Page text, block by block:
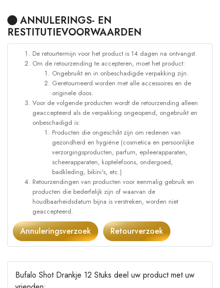
ANNULERINGS- EN
RESTITUTIEVOORWAARDEN
De retourtermijn voor het product is 14 dagen na ontvangst.
Om de retourzending te accepteren, moet het product:
Ongebruikt en in onbeschadigde verpakking zijn.
Geretourneerd worden met alle accessoires en de
originele doos.
Voor de volgende producten wordt de retourzending alleen
geaccepteerd als de verpakking ongeopend, ongebruikt en
onbeschadigd is:
Producten die ongeschikt zijn om redenen van
gezondheid en hygiëne (cosmetica en persoonlijke
verzorgingsproducten, parfum, epileerapparaten,
scheerapparaten, koptelefoons, ondergoed,
badkleding, bikini's, etc.)
Retourzendingen van producten voor eenmalig gebruik en
producten die bederfelijk zijn of waarvan de
houdbaarheidsdatum bijna is verstreken, worden niet
geaccepteerd.
Annuleringsverzoek Retourverzoek
Bufalo Shot Drankje 12 Stuks deel uw product met uw